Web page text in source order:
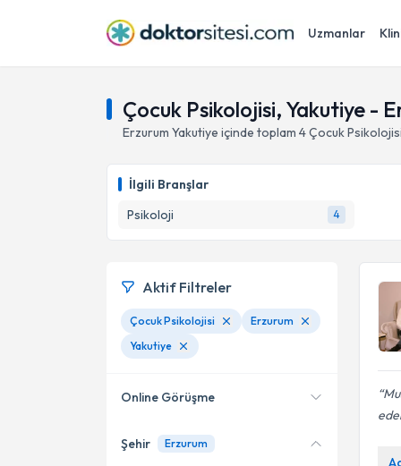
Uzmanlar
Çocuk Psikolojisi, Yakutiye -
Erzurum Yakutiye içinde toplam 4Çocuk Psikolojisi
İlgili Branşlar
Psikoloji
4
Aktif Filtreler
Çocuk Psikolojisi
Erzurum
Yakutiye
Online Görüşme
Online danışmanlık sunan
Şehir Erzurum